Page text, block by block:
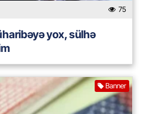
75
yox, sülhə
Banner